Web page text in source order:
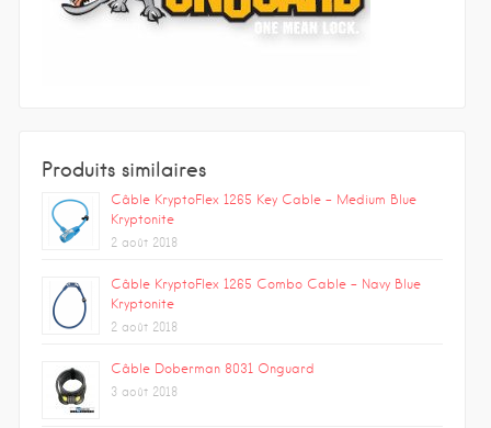
Produits similaires
Câble KryptoFlex 1265 Key Cable – Medium Blue
Kryptonite
2 août 2018
Câble KryptoFlex 1265 Combo Cable – Navy Blue
Kryptonite
2 août 2018
Câble Doberman 8031 Onguard
3 août 2018